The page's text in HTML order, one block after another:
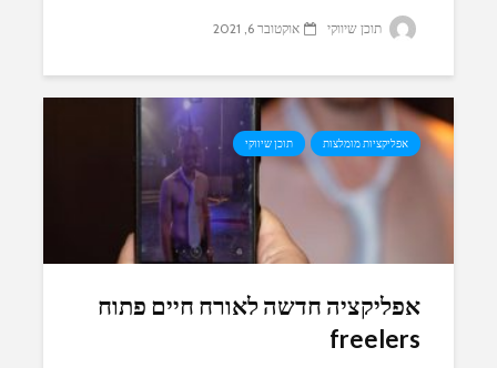
תוכן שיווקי אוקטובר 6, 2021
אפליקציות מומלצות תוכן שיווקי
אפליקציה חדשה לאורח חיים פתוח
freelers